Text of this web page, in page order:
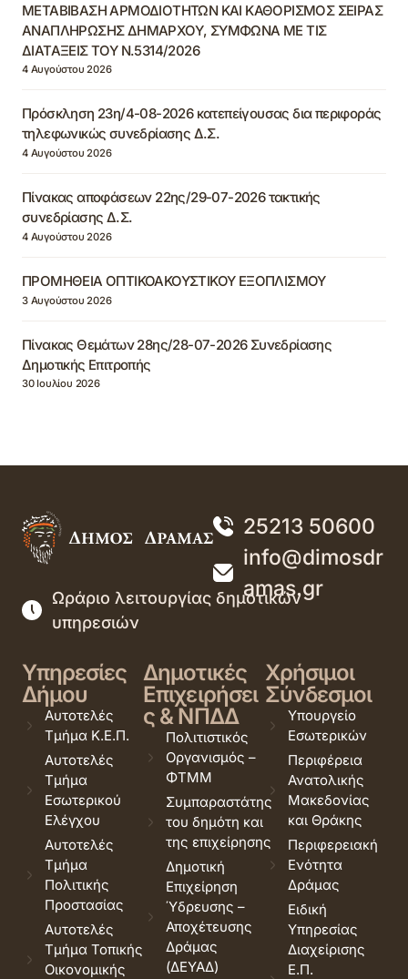
ΜΕΤΑΒΙΒΑΣΗ ΑΡΜΟΔΙΟΤΗΤΩΝ ΚΑΙ ΚΑΘΟΡΙΣΜΟΣ ΣΕΙΡΑΣ
ΑΝΑΠΛΗΡΩΣΗΣ ΔΗΜΑΡΧΟΥ, ΣΥΜΦΩΝΑ ΜΕ ΤΙΣ
ΔΙΑΤΑΞΕΙΣ ΤΟΥ Ν.5314/2026
4 Αυγούστου 2026
Πρόσκληση 23η/4-08-2026 κατεπείγουσας δια περιφοράς
τηλεφωνικώς συνεδρίασης Δ.Σ.
4 Αυγούστου 2026
Πίνακας αποφάσεων 22ης/29-07-2026 τακτικής
συνεδρίασης Δ.Σ.
4 Αυγούστου 2026
ΠΡΟΜΗΘΕΙΑ ΟΠΤΙΚΟΑΚΟΥΣΤΙΚΟΥ ΕΞΟΠΛΙΣΜΟΥ
3 Αυγούστου 2026
Πίνακας Θεμάτων 28ης/28-07-2026 Συνεδρίασης
Δημοτικής Επιτροπής
30 Ιουλίου 2026
25213 50600
info@dimosdr
amas.gr
Ωράριο λειτουργίας δημοτικών
υπηρεσιών
Υπηρεσίες
Δήμου
Αυτοτελές
Τμήμα Κ.Ε.Π.
Αυτοτελές
Τμήμα
Εσωτερικού
Ελέγχου
Αυτοτελές
Τμήμα
Πολιτικής
Προστασίας
Αυτοτελές
Τμήμα Τοπικής
Οικονομικής
Δημοτικές
Επιχειρήσει
ς & ΝΠΔΔ
Πολιτιστικός
Οργανισμός –
ΦΤΜΜ
Συμπαραστάτης
του δημότη και
της επιχείρησης
Δημοτική
Επιχείρηση
Ύδρευσης –
Αποχέτευσης
Δράμας
(ΔΕΥΑΔ)
Χρήσιμοι
Σύνδεσμοι
Υπουργείο
Εσωτερικών
Περιφέρεια
Ανατολικής
Μακεδονίας
και Θράκης
Περιφερειακή
Ενότητα
Δράμας
Ειδική
Υπηρεσίας
Διαχείρισης
Ε.Π.